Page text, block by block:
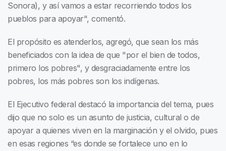
Sonora), y así vamos a estar recorriendo todos los
pueblos para apoyar", comentó.
El propósito es atenderlos, agregó, que sean los más
beneficiados con la idea de que "por el bien de todos,
primero los pobres", y desgraciadamente entre los
pobres, los más pobres son los indígenas.
El Ejecutivo federal destacó la importancia del tema, pues
dijo que no solo es un asunto de justicia, cultural o de
apoyar a quienes viven en la marginación y el olvido, pues
en esas regiones “es donde se fortalece uno en lo